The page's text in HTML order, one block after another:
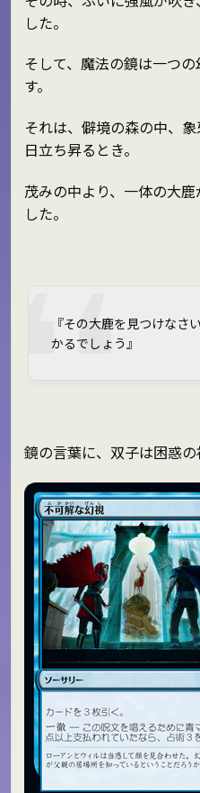
した。
そして、魔法の鏡は一つ
す。
それは、僻境の森の中、
日立ち昇るとき。
茂みの中より、一体の大
した。
『その大鹿を見つけなさ
かるでしょう』
鏡の言葉に、双子は困惑の